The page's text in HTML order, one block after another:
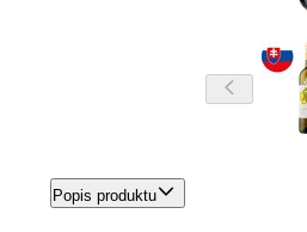
Popis produktu